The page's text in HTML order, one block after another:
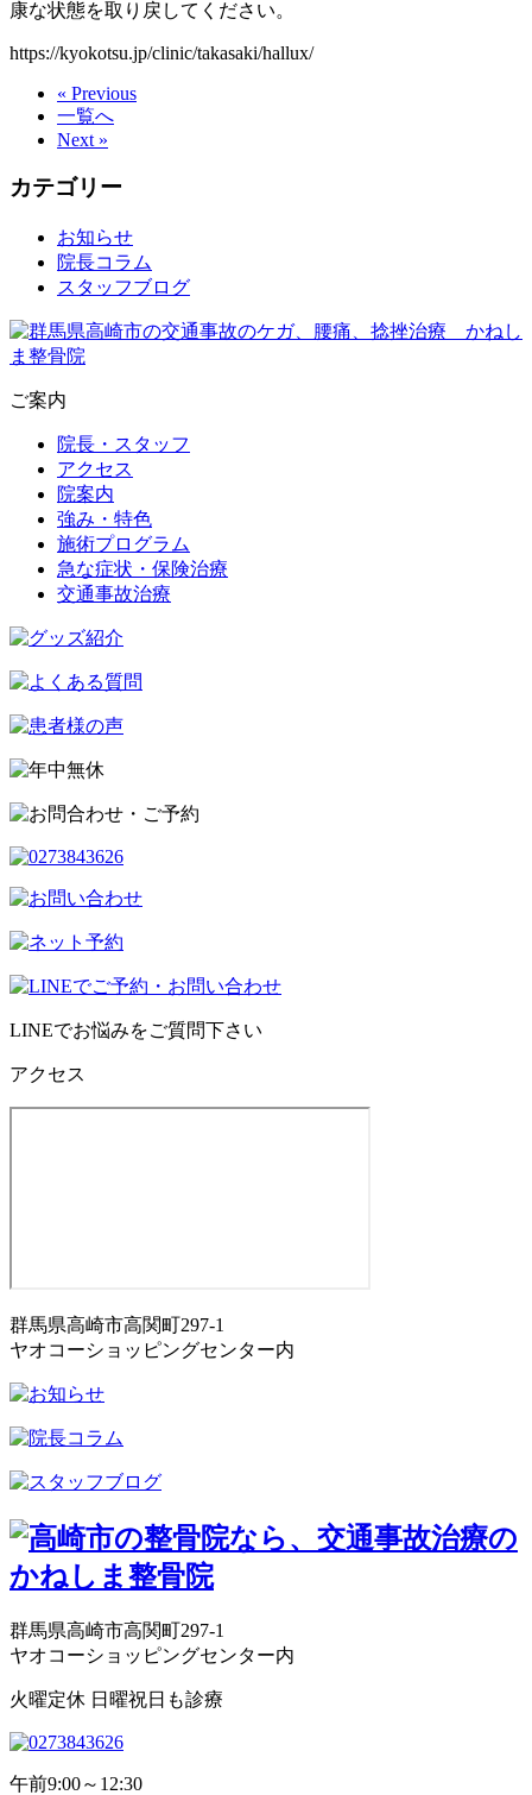
康な状態を取り戻してください。
https://kyokotsu.jp/clinic/takasaki/hallux/
« Previous
一覧へ
Next »
カテゴリー
お知らせ
院長コラム
スタッフブログ
ご案内
院長・スタッフ
アクセス
院案内
強み・特色
施術プログラム
急な症状・保険治療
交通事故治療
LINEでお悩みをご質問下さい
アクセス
群馬県高崎市高関町297-1
ヤオコーショッピングセンター内
群馬県高崎市高関町297-1
ヤオコーショッピングセンター内
火曜定休 日曜祝日も診療
午前9:00～12:30